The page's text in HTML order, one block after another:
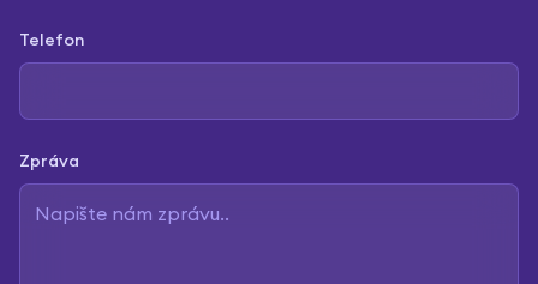
Telefon
Zpráva